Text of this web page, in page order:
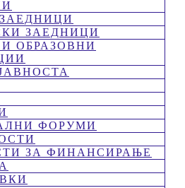
ЗАЕДНИЦИ
ОБРАЗОВНИ
ФОРУМИ
ЗА ФИНАНСИРАЊЕ